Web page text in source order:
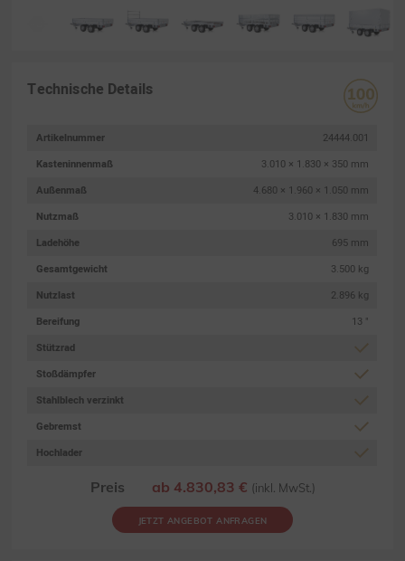
Technische Details
Artikelnummer
24444.001
Kasteninnenmaß
3.010 × 1.830 × 350 mm
Außenmaß
4.680 × 1.960 × 1.050 mm
Nutzmaß
3.010 × 1.830 mm
Ladehöhe
695 mm
Gesamtgewicht
3.500 kg
Nutzlast
2.896 kg
Bereifung
13 "
Stützrad
Stoßdämpfer
Stahlblech verzinkt
Gebremst
Hochlader
Preis ab 4.830,83 € (inkl. MwSt.)
JETZT ANGEBOT ANFRAGEN